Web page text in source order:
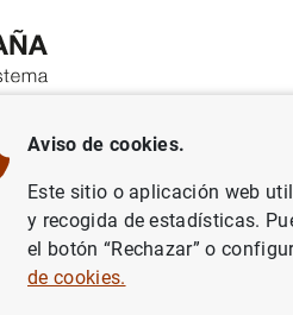
Áreas de actuación
eventos Eventos del Banco de
Aviso de cookies.
Este sitio o aplicación web
y recogida de estadísticas.
el botón “Rechazar” o
de cookies.